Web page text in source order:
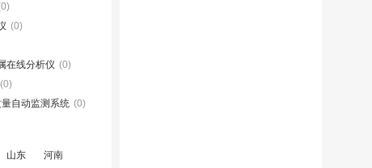
(0)
在线分析仪 (0)
(0)
量自动监测系统 (0)
山东
河南